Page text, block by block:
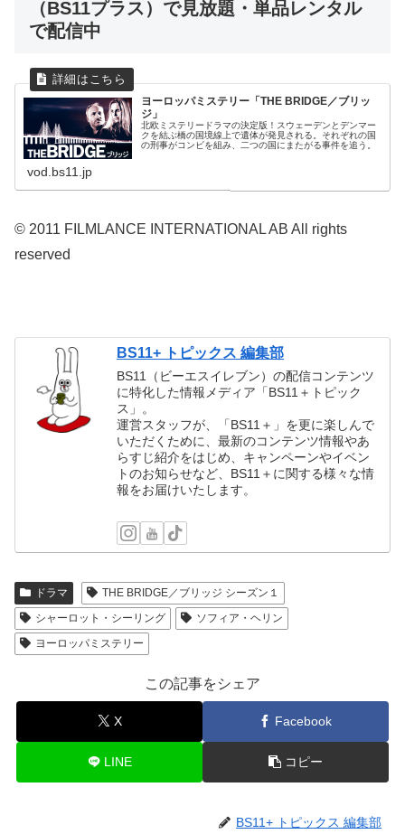
（BS11プラス）で見放題・単品レンタル
で配信中
ヨーロッパミステリー「THE BRIDGE／ブリッ
ジ」
北欧ミステリードラマの決定版！スウェーデンとデンマー
クを結ぶ橋の国境線上で遺体が発見される。それぞれの国
の刑事がコンビを組み、二つの国にまたがる事件を追う。
vod.bs11.jp
© 2011 FILMLANCE INTERNATIONAL AB All rights
reserved
BS11+ トピックス 編集部
BS11（ビーエスイレブン）の配信コンテンツ
に特化した情報メディア「BS11＋トピック
ス」。
運営スタッフが、「BS11＋」を更に楽しんで
いただくために、最新のコンテンツ情報やあ
らすじ紹介をはじめ、キャンペーンやイベン
トのお知らせなど、BS11＋に関する様々な情
報をお届けいたします。
ドラマ
THE BRIDGE／ブリッジ シーズン１
シャーロット・シーリング
ソフィア・ヘリン
ヨーロッパミステリー
この記事をシェア
X Facebook
LINE コピー
BS11+ トピックス 編集部